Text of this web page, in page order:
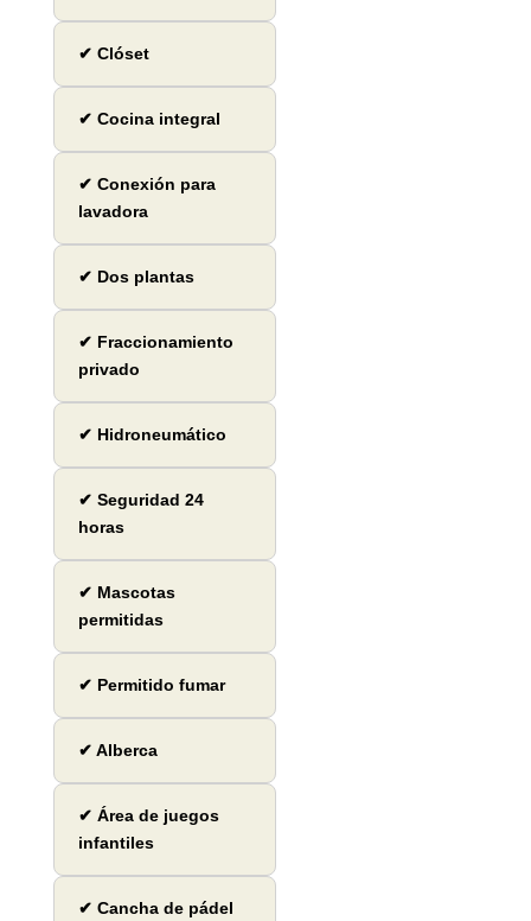
✔ Clóset
✔ Cocina integral
✔ Conexión para
lavadora
✔ Dos plantas
✔ Fraccionamiento
privado
✔ Hidroneumático
✔ Seguridad 24
horas
✔ Mascotas
permitidas
✔ Permitido fumar
✔ Alberca
✔ Área de juegos
infantiles
✔ Cancha de pádel